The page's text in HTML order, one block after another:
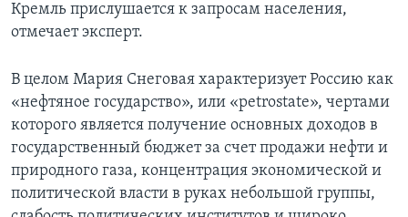
Кремль прислушается к запросам населения,
отмечает эксперт.
В целом Мария Снеговая характеризует Россию как
«нефтяное государство», или «petrostate», чертами
которого является получение основных доходов в
государственный бюджет за счет продажи нефти и
природного газа, концентрация экономической и
политической власти в руках небольшой группы,